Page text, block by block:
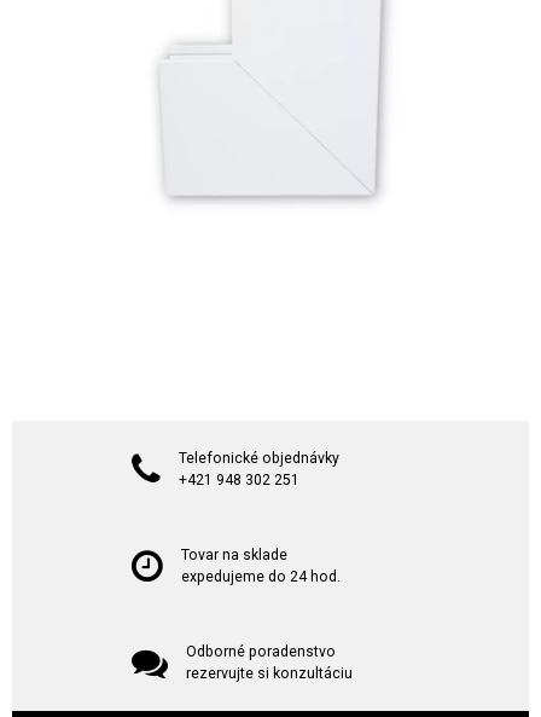
Telefonické objednávky
+421 948 302 251
Tovar na sklade
expedujeme do 24 hod.
Odborné poradenstvo
rezervujte si konzultáciu